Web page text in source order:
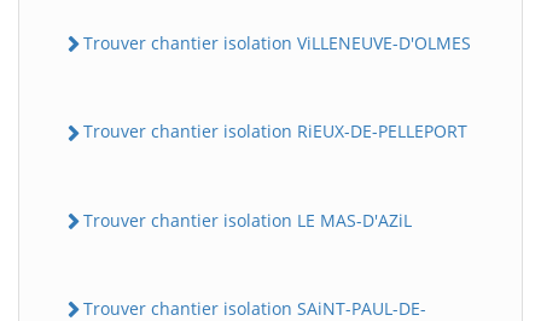
Trouver chantier isolation ViLLENEUVE-D'OLMES
Trouver chantier isolation RiEUX-DE-PELLEPORT
Trouver chantier isolation LE MAS-D'AZiL
Trouver chantier isolation SAiNT-PAUL-DE-